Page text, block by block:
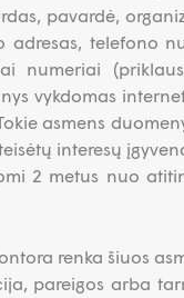
pavardė,
telefono
numeriai
vykdomas
asmens
interesų
2 metus nuo
renka šiuos
pareigos arba